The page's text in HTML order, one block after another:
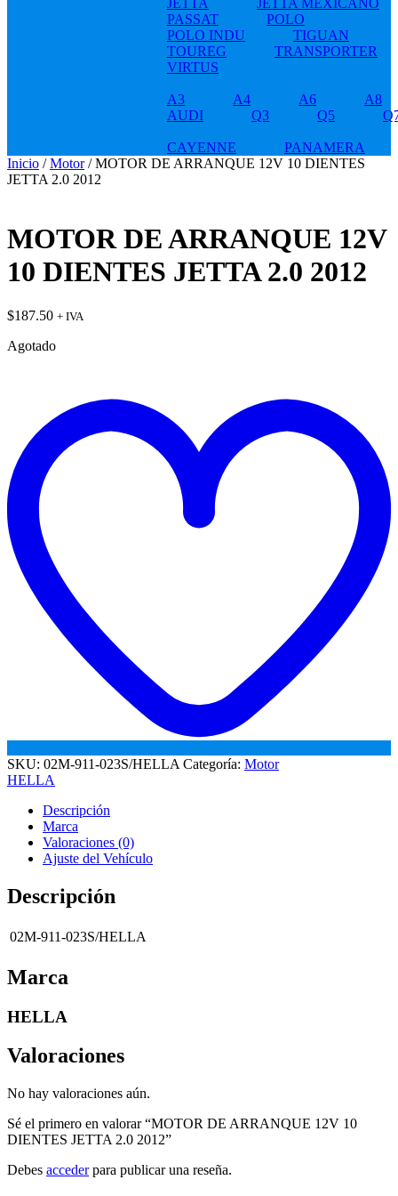
JETTA
JETTA MEXICANO
PASSAT
POLO
POLO INDU
TIGUAN
TOUREG
TRANSPORTER
VIRTUS
A3 A4 A6
A8
AUDI
Q3 Q5
CAYENNE
PANAMERA
Inicio /Motor/ MOTOR DE ARRANQUE 12V 10 DIENTES
JETTA 2.0 2012
MOTOR DE ARRANQUE 12V
10 DIENTES JETTA 2.0 2012
$187.50 + IVA
Agotado
SKU: 02M-911-023S/HELLA Categoría: Motor
HELLA
Descripción
Marca
Valoraciones (0)
Ajuste del Vehículo
Descripción
02M-911-023S/HELLA
Marca
HELLA
Valoraciones
No hay valoraciones aún.
Sé el primero en valorar “MOTOR DE ARRANQUE 12V 10
DIENTES JETTA 2.0 2012”
Debes accederpara publicar una reseña.